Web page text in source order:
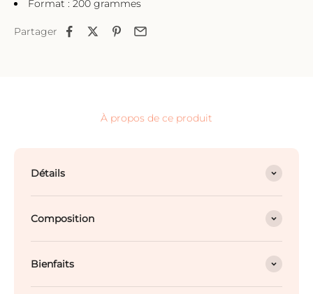
Format : 200 grammes
Partager
À propos de ce produit
Détails
Composition
Bienfaits